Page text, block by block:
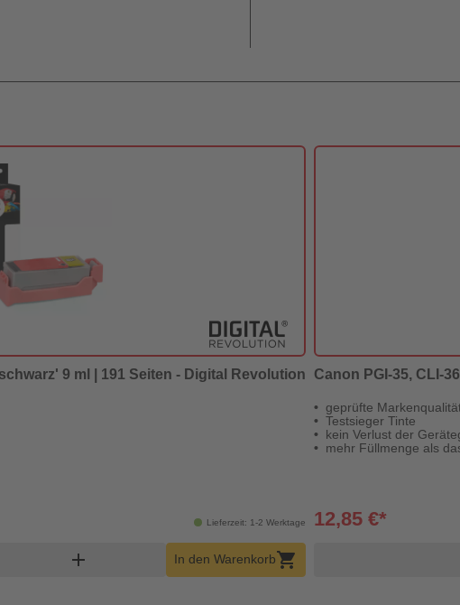
9 ml | 191 Seiten - Digital Revolution
Lieferzeit: 1-2 Werktage
Menge
add In den Warenkorbshopping_cart
Canon PGI-35, CLI-
geprüfte
Testsieger Tinte
kein Verlust der
mehr Füllmenge als
12,85 €*